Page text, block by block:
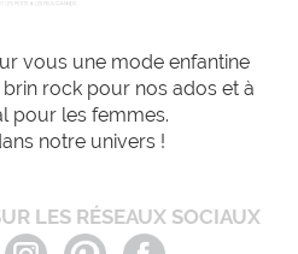
vous une mode enfantine
rock pour nos ados et à
pour les femmes.
notre univers !
LES RÉSEAUX SOCIAUX